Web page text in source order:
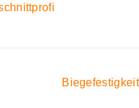
Biegefestigkeit